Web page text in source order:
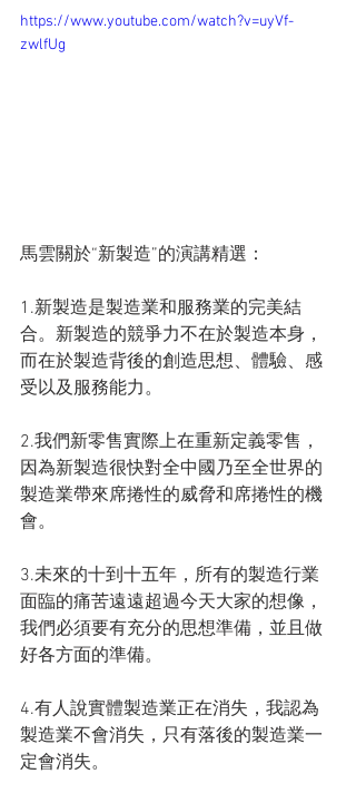
https://www.youtube.com/watch?v=uyVf-
zwlfUg
馬雲關於“新製造”的演講精選：
1.新製造是製造業和服務業的完美結
合。新製造的競爭力不在於製造本身，
而在於製造背後的創造思想、體驗、感
受以及服務能力。
2.我們新零售實際上在重新定義零售，
因為新製造很快對全中國乃至全世界的
製造業帶來席捲性的威脅和席捲性的機
會。
3.未來的十到十五年，所有的製造行業
面臨的痛苦遠遠超過今天大家的想像，
我們必須要有充分的思想準備，並且做
好各方面的準備。
4.有人說實體製造業正在消失，我認為
製造業不會消失，只有落後的製造業一
定會消失。